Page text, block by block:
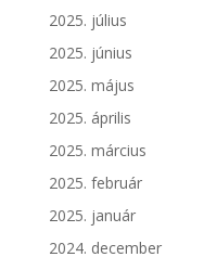
2025. július
2025. június
2025. május
2025. április
2025. március
2025. február
2025. január
2024. december